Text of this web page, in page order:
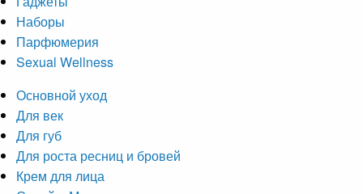
Наборы
Парфюмерия
Sexual Wellness
Основной уход
Для век
Для губ
Для роста ресниц и бровей
Крем для лица